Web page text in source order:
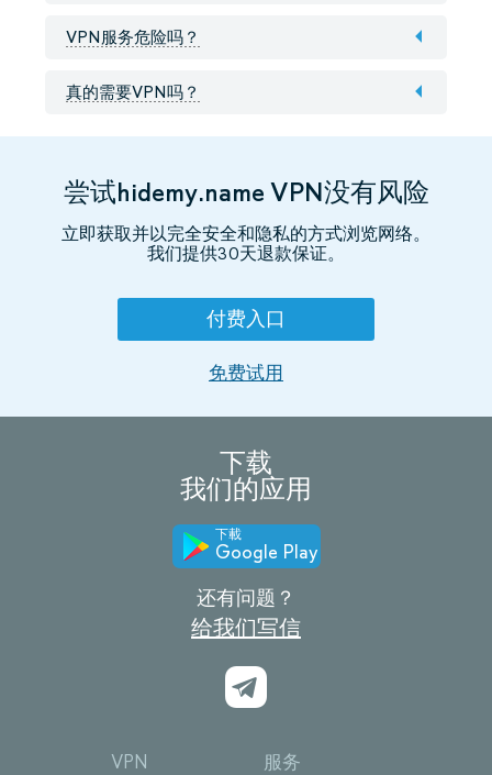
VPN服务危险吗？
真的需要VPN吗？
尝试hidemy.name VPN没有风险
立即获取并以完全安全和隐私的方式浏览网络。
我们提供30天退款保证。
付费入口
免费试用
下载
我们的应用
下載
Google Play
还有问题？
给我们写信
VPN
服务